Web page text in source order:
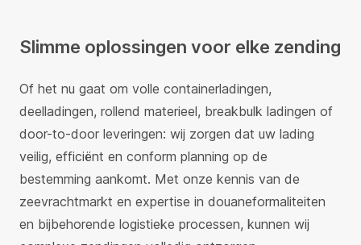
Slimme oplossingen voor elke zending
Of het nu gaat om volle containerladingen,
deelladingen, rollend materieel, breakbulk ladingen of
door-to-door leveringen: wij zorgen dat uw lading
veilig, efficiënt en conform planning op de
bestemming aankomt. Met onze kennis van de
zeevrachtmarkt en expertise in douaneformaliteiten
en bijbehorende logistieke processen, kunnen wij